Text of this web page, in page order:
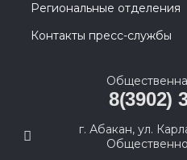
Региональные отделения
Контакты пресс-службы
8(3902)
г. Абакан, ул.